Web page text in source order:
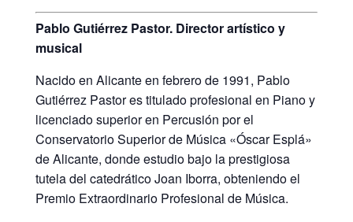
Pablo Gutiérrez Pastor. Director artístico y
musical
Nacido en Alicante en febrero de 1991, Pablo
Gutiérrez Pastor es titulado profesional en Piano y
licenciado superior en Percusión por el
Conservatorio Superior de Música «Óscar Esplá»
de Alicante, donde estudio bajo la prestigiosa
tutela del catedrático Joan Iborra, obteniendo el
Premio Extraordinario Profesional de Música.